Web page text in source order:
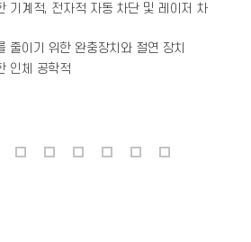
기계적, 전자적 자동 차단 및 레이저 차
줄이기 위한 완충장치와 절연 장치
인체 공학적